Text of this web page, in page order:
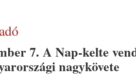
7. A Nap-kelte
nagykövete